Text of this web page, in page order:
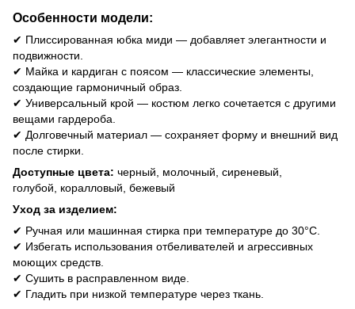
Особенности модели:
✔ Плиссированная юбка миди — добавляет элегантности и
подвижности.
✔ Майка и кардиган с поясом — классические элементы,
создающие гармоничный образ.
✔ Универсальный крой — костюм легко сочетается с другими
вещами гардероба.
✔ Долговечный материал — сохраняет форму и внешний вид
после стирки.
Доступные цвета: черный, молочный, сиреневый,
голубой, коралловый, бежевый
Уход за изделием:
✔ Ручная или машинная стирка при температуре до 30°C.
✔ Избегать использования отбеливателей и агрессивных
моющих средств.
✔ Сушить в расправленном виде.
✔ Гладить при низкой температуре через ткань.